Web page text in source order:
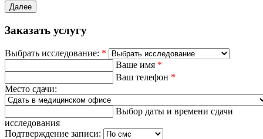
Далее
Заказать услугу
Выбрать исследование: *
Ваше имя *
Ваш телефон *
Место сдачи:
Выбор даты и времени сдачи
исследования
Подтверждение записи: